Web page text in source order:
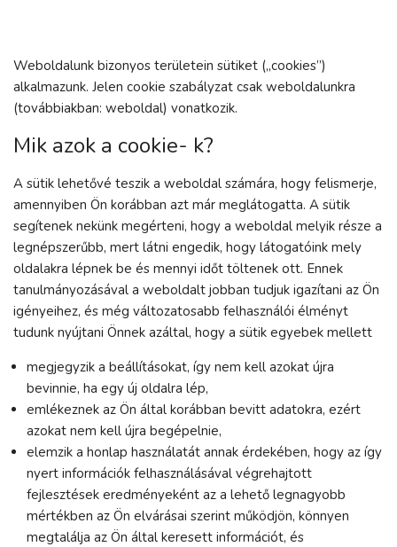
Weboldalunk bizonyos területein sütiket („cookies”)
alkalmazunk. Jelen cookie szabályzat csak weboldalunkra
(továbbiakban: weboldal) vonatkozik.
Mik azok a cookie- k?
A sütik lehetővé teszik a weboldal számára, hogy felismerje,
amennyiben Ön korábban azt már meglátogatta. A sütik
segítenek nekünk megérteni, hogy a weboldal melyik része a
legnépszerűbb, mert látni engedik, hogy látogatóink mely
oldalakra lépnek be és mennyi időt töltenek ott. Ennek
tanulmányozásával a weboldalt jobban tudjuk igazítani az Ön
igényeihez, és még változatosabb felhasználói élményt
tudunk nyújtani Önnek azáltal, hogy a sütik egyebek mellett
megjegyzik a beállításokat, így nem kell azokat újra
bevinnie, ha egy új oldalra lép,
emlékeznek az Ön által korábban bevitt adatokra, ezért
azokat nem kell újra begépelnie,
elemzik a honlap használatát annak érdekében, hogy az így
nyert információk felhasználásával végrehajtott
fejlesztések eredményeként az a lehető legnagyobb
mértékben az Ön elvárásai szerint működjön, könnyen
megtalálja az Ön által keresett információt, és